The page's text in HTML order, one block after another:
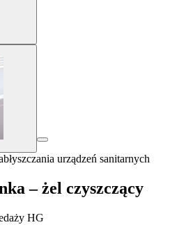
urządzeń sanitarnych
– żel czyszczący
HG